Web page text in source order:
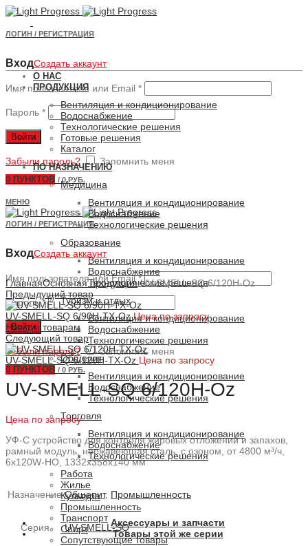
ЛОГИН / РЕГИСТРАЦИЯ
ВходСоздать аккаунт
Имя пользователя или Email *
Пароль *
Войти
Забыли пароль? Запомнить меня
0 ПУНКТОВ / 0 РУБ.
МЕНЮ
ЛОГИН / РЕГИСТРАЦИЯ
ВходСоздать аккаунт
Имя пользователя или Email*
Пароль*
Войти
Забыли пароль? Запомнить меня
0 ПУНКТОВ / 0 РУБ.
О НАС
ПРОДУКЦИЯ
Вентиляция и кондиционирование
Водоснабжение
Технологические решения
Готовые решения
Каталог
ПО НАЗНАЧЕНИЮ
Медицина
Вентиляция и кондиционирование
Водоснабжение
Технологические решения
Образование
Вентиляция и кондиционирование
Водоснабжение
Технологические решения
Туризм и отдых
Вентиляция и кондиционирование
Водоснабжение
Технологические решения
Общепит
Вентиляция и кондиционирование
Водоснабжение
Технологические решения
Торговля
Вентиляция и кондиционирование
Водоснабжение
Технологические решения
Работа
Жилье
Культура
Промышленность
Транспорт
Спорт
Сопутствующие товары
ГлавнаяОсновная продукцияUV-SMELL-SQ 6/120H-Oz
Предыдущий товар
UV-SMELL-SQ 6/90H-TX-OzЦена по запросу
Назад к товарам
Следующий товар
UV-SMELL-SQ 6/120H-TX-Oz Цена по запросу
UV-SMELL-SQ 6/120H-Oz
Цена по запросу
УФ-С устройство для контроля жировых отложений и запахов,
рамный модуль, нержавеющая сталь, с озоном, от 4800 м³/ч,
6x120W-HO, 1332x358x140 мм
Назначение Общепит, Промышленность
Серия UV-SMELL-SQАксессуары и запчасти
Товары этой же серии